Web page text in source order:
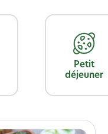
Petit
déjeuner